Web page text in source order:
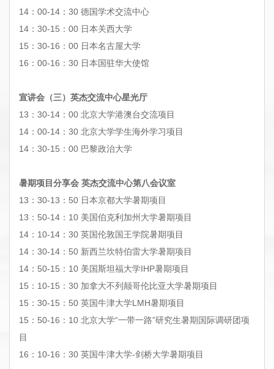
14：00-14：30 德国学术交流中心
14：30-15：00 日本关西大学
15：30-16：00 日本名古屋大学
16：00-16：30 日本国驻华大使馆
宣讲会（三）英杰交流中心星光厅
13：30-14：00 北京大学港澳台交流项目
14：00-14：30 北京大学学生海外学习项目
14：30-15：00 巴黎政治大学
暑期项目分享会 英杰交流中心第八会议室
13：30-13：50 日本京都大学暑期项目
13：50-14：10 美国伯克利加州大学暑期项目
14：10-14：30 英国伦敦国王学院暑期项目
14：30-14：50 新西兰坎特伯雷大学暑期项目
14：50-15：10 美国斯坦福大学IHP暑期项目
15：10-15：30 加拿大不列颠哥伦比亚大学暑期项目
15：30-15：50 英国牛津大学LMH暑期项目
15：50-16：10 北京大学“一带一路”研究生暑期国际调研团项
目
16：10-16：30 英国牛津大学-剑桥大学暑期项目